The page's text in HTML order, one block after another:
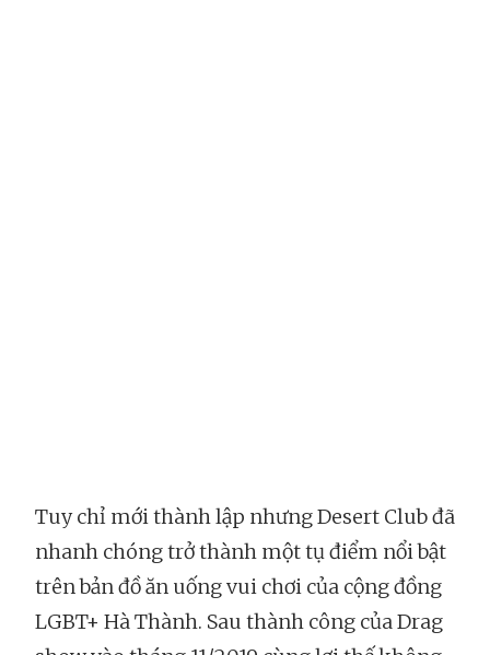
Tuy chỉ mới thành lập nhưng Desert Club đã
nhanh chóng trở thành một tụ điểm nổi bật
trên bản đồ ăn uống vui chơi của cộng đồng
LGBT+ Hà Thành. Sau thành công của Drag